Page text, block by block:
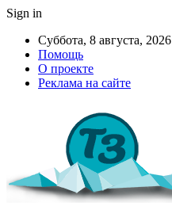
Sign in
Суббота, 8 августа, 2026
Помощь
О проекте
Реклама на сайте